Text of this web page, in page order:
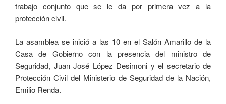
trabajo conjunto que se le da por primera vez a la
protección civil.
La asamblea se inició a las 10 en el Salón Amarillo de la
Casa de Gobierno con la presencia del ministro de
Seguridad, Juan José López Desimoni y el secretario de
Protección Civil del Ministerio de Seguridad de la Nación,
Emilio Renda.